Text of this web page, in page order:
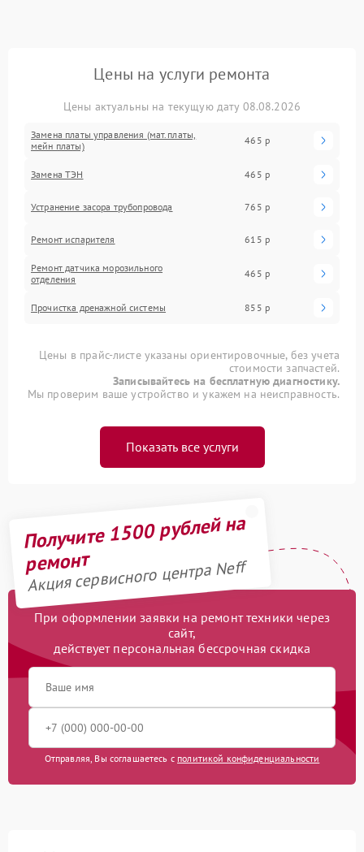
Цены на услуги ремонта
Цены актуальны на текущую дату 08.08.2026
Замена платы управления (мат.платы,
мейн платы)
465 р
Замена ТЭН 465 р
Устранение засора трубопровода 765 р
Ремонт испарителя 615 р
Ремонт датчика морозильного
отделения
465 р
Прочистка дренажной системы 855 р
Цены в прайс-листе указаны ориентировочные, без учета
стоимости запчастей.
Записывайтесь на бесплатную диагностику.
Мы проверим ваше устройство и укажем на неисправность.
Показать все услуги
Получите 1500 рублей на
ремонт
Акция сервисного центра Neff
При оформлении заявки на ремонт техники через
сайт,
действует персональная бессрочная скидка
Отправляя, Вы соглашаетесь с политикой конфиденциальности